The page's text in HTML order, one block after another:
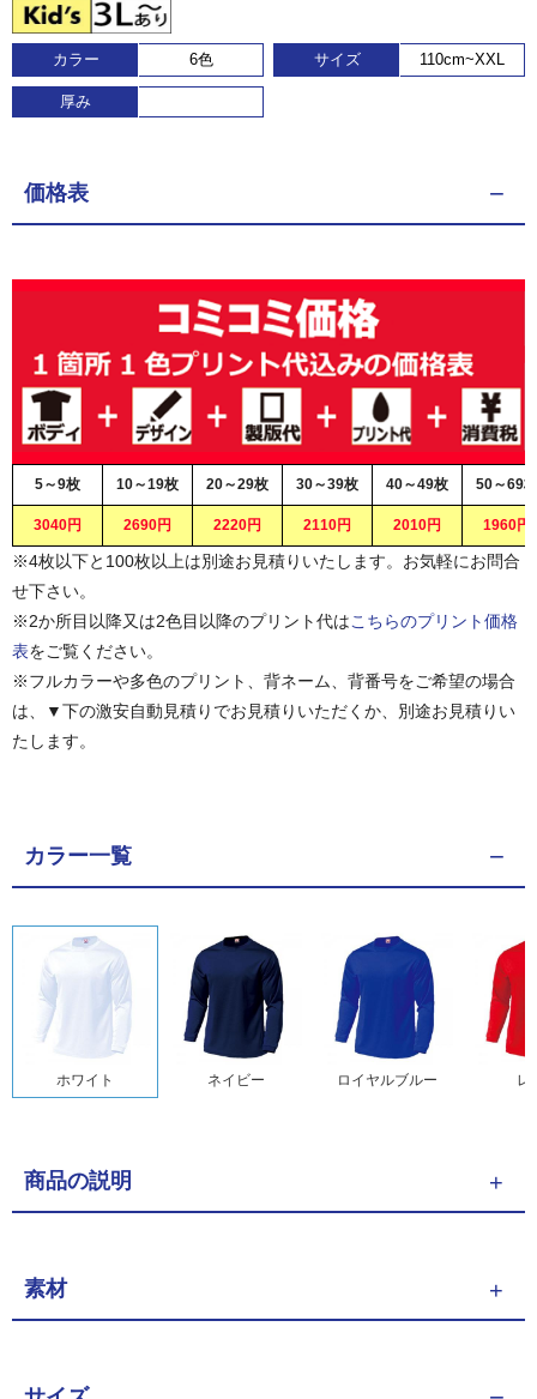
カラー 6色 サイズ 110cm~XXL
厚み
価格表
5～9枚 10～19枚 20～29枚 30～39枚 40～49枚 50～69枚
3040円 2690円 2220円 2110円 2010円 1960円
※4枚以下と100枚以上は別途お見積りいたします。お気軽にお問合
せ下さい。
※2か所目以降又は2色目以降のプリント代はこちらのプリント価格
表をご覧ください。
※フルカラーや多色のプリント、背ネーム、背番号をご希望の場合
は、▼下の激安自動見積りでお見積りいただくか、別途お見積りい
たします。
カラー一覧
ホワイト ネイビー ロイヤルブルー レ
商品の説明
素材